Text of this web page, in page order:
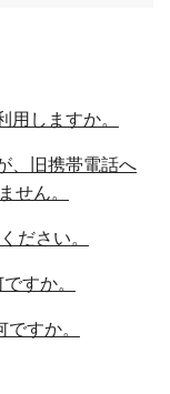
用しますか。
、旧携帯電話へ
せん。
ださい。
すか。
すか。